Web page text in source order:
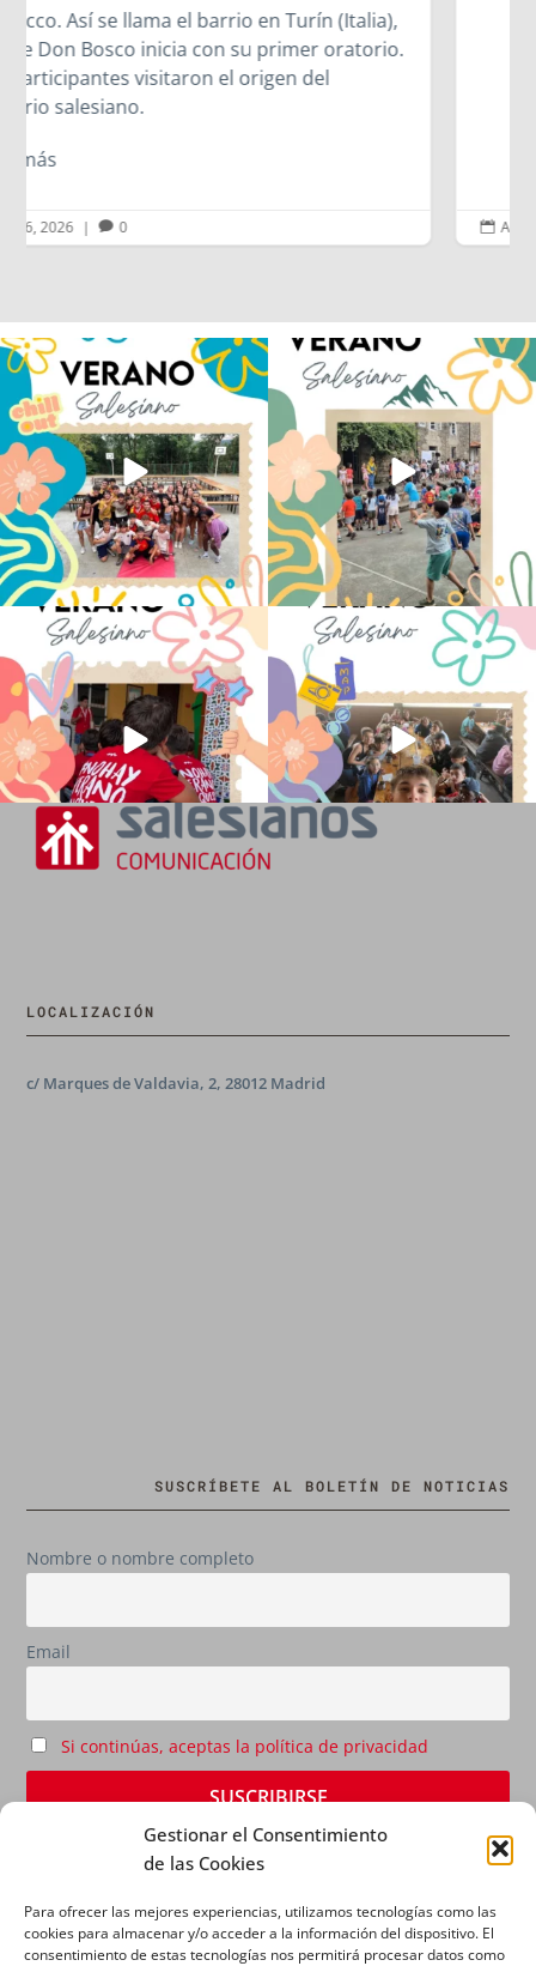
Gestionar el Consentimiento
de las Cookies
Para ofrecer las mejores experiencias, utilizamos tecnologías como las
cookies para almacenar y/o acceder a la información del dispositivo. El
consentimiento de estas tecnologías nos permitirá procesar datos como
 Ago 6, 2026
Los alumnos de 6º de Primaria, 1º y 2º
de la ESO...
145 2
La diversión y la alegría también se han
sentido...
95 0
No hay verano sin que sea Salesiano ❤️
💫 en Luz 4
...
0
viviendo la alegría en el campamento
...
2
LOCALIZACIÓN
c/ Marques de Valdavia, 2, 28012 Madrid
SUSCRÍBETE AL BOLETÍN DE NOTICIAS
Nombre o nombre completo
Email
Si continúas, aceptas la política de privacidad